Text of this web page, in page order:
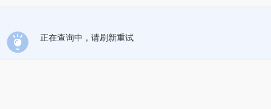
正在查询中，请刷新重试